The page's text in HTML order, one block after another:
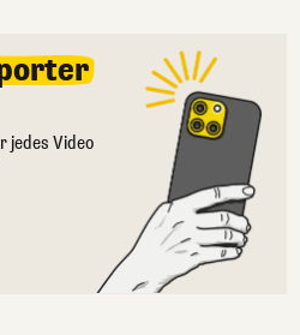
jedes Video